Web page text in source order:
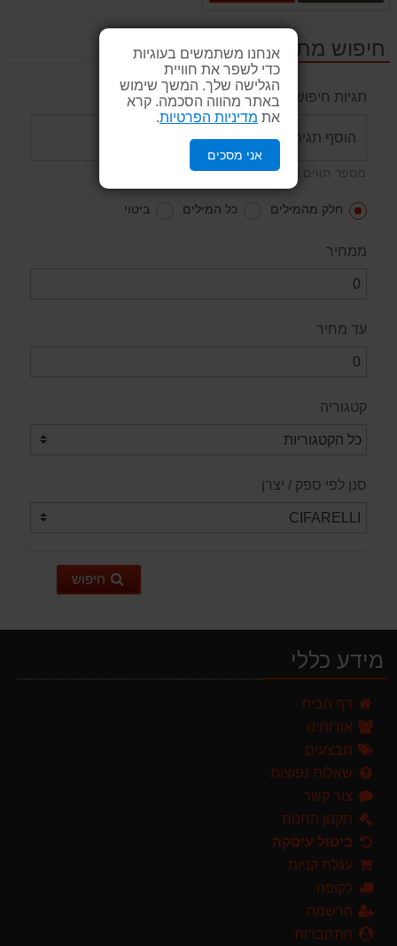
אנחנו משתמשים בעוגיות
כדי לשפר את חוויית
הגלישה שלך. המשך שימוש
באתר מהווה הסכמה. קרא
את מדיניות הפרטיות
אני מסכים
חיפוש מתקדם
תגיות חיפוש
מספר תווים מינימאלי: 2
חלק מהמילים כל המילים ביטוי
ממחיר
עד מחיר
קטגוריה
סנן לפי ספק / יצרן
חיפוש
מידע כללי
דף הבית
אודותינו
מבצעים
שאלות נפוצות
צור קשר
תקנון החנות
ביטול עיסקה
עגלת קניות
לקופה
הרשמה
התחברות
589.00 ₪
299.00 ₪
999.00 ₪